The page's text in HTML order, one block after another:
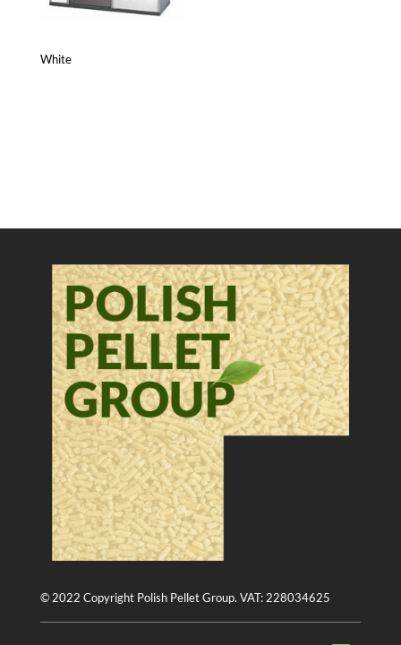
White
© 2022 Copyright Polish Pellet Group. VAT: 228034625